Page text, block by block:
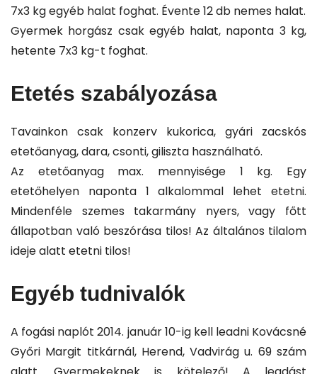
7x3 kg egyéb halat foghat. Évente 12 db nemes halat.
Gyermek horgász csak egyéb halat, naponta 3 kg,
hetente 7x3 kg-t foghat.
Etetés szabályozása
Tavainkon csak konzerv kukorica, gyári zacskós
etetőanyag, dara, csonti, giliszta használható.
Az etetőanyag max. mennyisége 1 kg. Egy
etetőhelyen naponta 1 alkalommal lehet etetni.
Mindenféle szemes takarmány nyers, vagy főtt
állapotban való beszórása tilos! Az általános tilalom
ideje alatt etetni tilos!
Egyéb tudnivalók
A fogási naplót 2014. január 10-ig kell leadni Kovácsné
Győri Margit titkárnál, Herend, Vadvirág u. 69 szám